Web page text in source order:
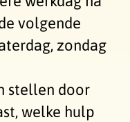
volgende
zondag
stellen door
welke hulp